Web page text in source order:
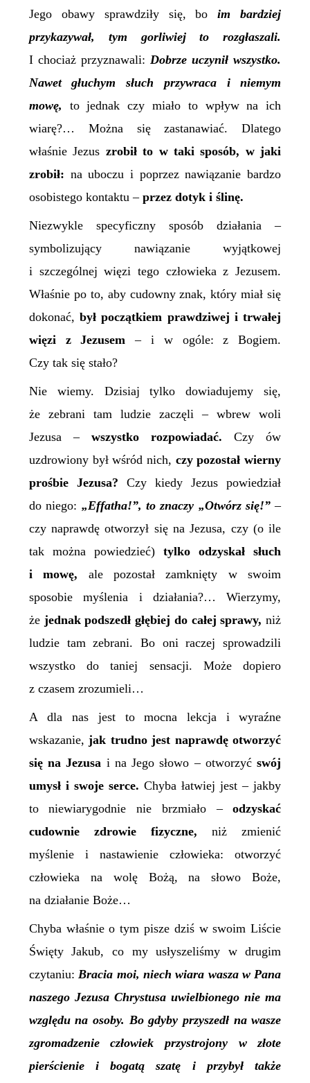
Jego obawy sprawdziły się, boim bardziej
przykazywał, tym gorliwiej to rozgłaszali.
I chociaż przyznawali:Dobrze uczynił wszystko.
Nawet głuchym słuch przywraca i niemym
mowę,
to jednak czy miało to wpływ na ich
wiarę?… Można się zastanawiać. Dlatego
właśnie Jezus zrobił to w taki sposób, w jaki
zrobił: na uboczu i poprzez nawiązanie bardzo
osobistego kontaktu – przez dotyk i ślinę.
Niezwykle specyficzny sposób działania –
symbolizujący nawiązanie wyjątkowej
i szczególnej więzi tego człowieka z Jezusem.
Właśnie po to, aby cudownyznak, który miał się
dokonać,był początkiem prawdziwej itrwałej
więzi z Jezusem – i w ogóle: z Bogiem.
Czy tak się stało?
Nie wiemy. Dzisiaj tylko dowiadujemy się,
że zebrani tam ludzie zaczęli – wbrew woli
Jezusa – wszystko rozpowiadać.Czy ów
uzdrowiony był wśród nich, czy pozostał wierny
prośbie Jezusa? Czy kiedy Jezus powiedział
do niego: „Effatha!”, to znaczy „Otwórz się!”–
czy naprawdę otworzył się na Jezusa, czy (o ile
tak można powiedzieć)tylko odzyskał słuch
i mowę, ale pozostał zamknięty w swoim
sposobie myślenia i działania?… Wierzymy,
że jednak podszedł głębiej do całej sprawy, niż
ludzie tam zebrani. Bo oni raczej sprowadzili
wszystko do taniej sensacji. Może dopiero
z czasem zrozumieli…
A dla nas jest to mocna lekcja i wyraźne
wskazanie, jak trudno jest naprawdę otworzyć
się na Jezusa i na Jego słowo – otworzyćswój
umysł i swoje serce. Chyba łatwiej jest – jakby
to niewiarygodnie nie brzmiało –odzyskać
cudownie zdrowie fizyczne, niż zmienić
myślenie i nastawienie człowieka: otworzyć
człowieka na wolę Bożą, na słowo Boże,
na działanie Boże…
Chyba właśnie o tym pisze dziś w swoim Liście
Święty Jakub, co my usłyszeliśmy w drugim
czytaniu:Bracia moi, niech wiara wasza w Pana
naszego Jezusa Chrystusa uwielbionego nie ma
względu na osoby. Bo gdyby przyszedł na wasze
zgromadzenie człowiek przystrojony w złote
pierścienie i bogatą szatę i przybył także